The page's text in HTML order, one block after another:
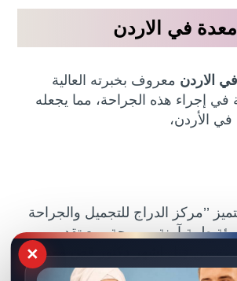
في الاردن
الاردن معروف بخبرته العالية
في إجراء هذه الجراحة، مما يجعله
الأردن،
’’مركز الدراج للتجميل والجراحة
بيئة طبية آمنة ومريحة، مع تقديم
من قِبلاشهر دكتور قص معده
للمرضى طوال فترة العلاج،
×